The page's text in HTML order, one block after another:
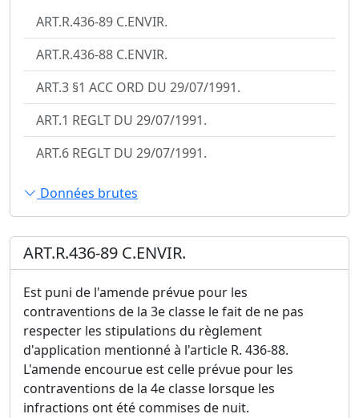
ART.R.436-89 C.ENVIR.
ART.R.436-88 C.ENVIR.
ART.3 §1 ACC ORD DU 29/07/1991.
ART.1 REGLT DU 29/07/1991.
ART.6 REGLT DU 29/07/1991.
Données brutes
ART.R.436-89 C.ENVIR.
Est puni de l'amende prévue pour les
contraventions de la 3e classe le fait de ne pas
respecter les stipulations du règlement
d'application mentionné à l'article R. 436-88.
L'amende encourue est celle prévue pour les
contraventions de la 4e classe lorsque les
infractions ont été commises de nuit.